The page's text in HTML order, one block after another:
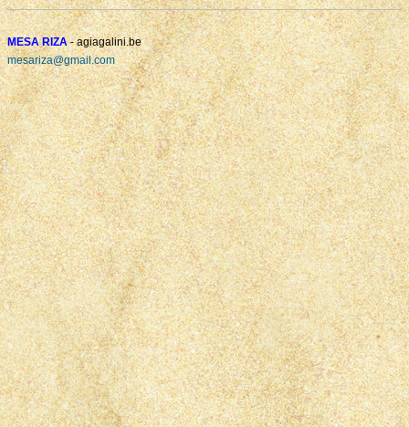
MESA RIZA- agiagalini.be
mesariza@gmail.com